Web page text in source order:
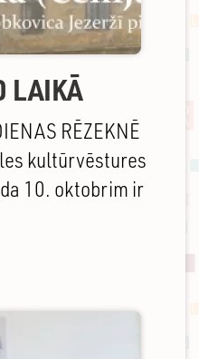
LAIKĀ
RĒZEKNĒ
kultūrvēstures
10. oktobrim ir